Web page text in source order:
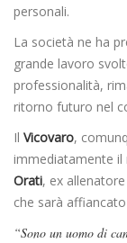
personali.
La società ne ha
grande lavoro
professionalità,
ritorno futuro nel
Il Vicovaro,
immediatamente il
Orati, ex
che sarà
“Sono un uomo di